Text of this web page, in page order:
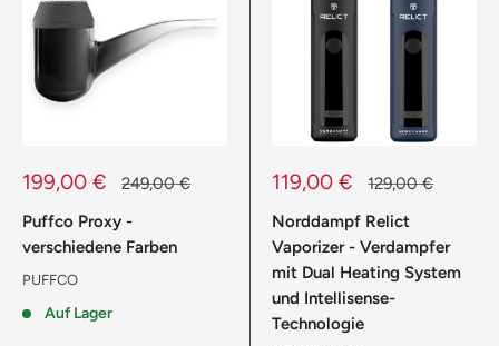
Sonderpreis
199,00 € Normalpreis
249,00 €
Puffco Proxy -
verschiedene Farben
PUFFCO
Auf Lager
Sonderpreis
119,00 € Normalpreis
129,00 €
Norddampf Relict
Vaporizer - Verdampfer
mit Dual Heating System
und Intellisense-
Technologie